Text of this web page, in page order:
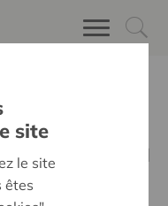
nouveau
site
le site
êtes